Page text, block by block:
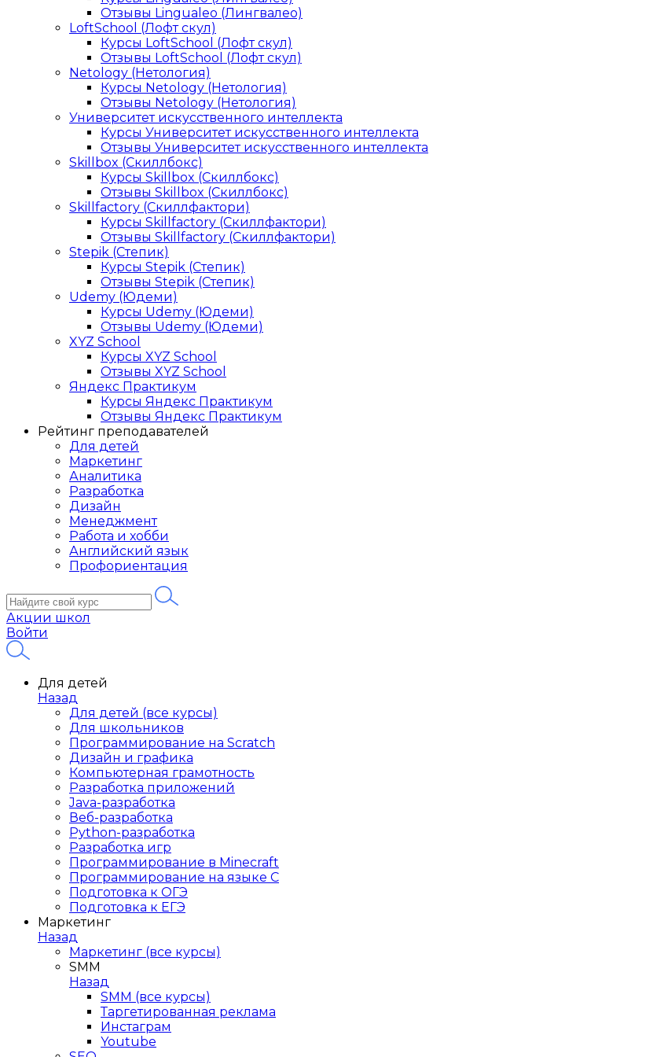
Отзывы Lingualeo (Лингвалео)
LoftSchool (Лофт скул)
Курсы LoftSchool (Лофт скул)
Отзывы LoftSchool (Лофт скул)
Netology (Нетология)
Курсы Netology (Нетология)
Отзывы Netology (Нетология)
Университет искусственного интеллекта
Курсы Университет искусственного интеллекта
Отзывы Университет искусственного интеллекта
Skillbox (Скиллбокс)
Курсы Skillbox (Скиллбокс)
Отзывы Skillbox (Скиллбокс)
Skillfactory (Скиллфактори)
Курсы Skillfactory (Скиллфактори)
Отзывы Skillfactory (Скиллфактори)
Stepik (Степик)
Курсы Stepik (Степик)
Отзывы Stepik (Степик)
Udemy (Юдеми)
Курсы Udemy (Юдеми)
Отзывы Udemy (Юдеми)
XYZ School
Курсы XYZ School
Отзывы XYZ School
Яндекс Практикум
Курсы Яндекс Практикум
Отзывы Яндекс Практикум
Рейтинг преподавателей
Для детей
Маркетинг
Аналитика
Разработка
Дизайн
Менеджмент
Работа и хобби
Английский язык
Профориентация
Акции школ
Войти
Для детей
Назад
Для детей (все курсы)
Для школьников
Программирование на Scratch
Дизайн и графика
Компьютерная грамотность
Разработка приложений
Java-разработка
Веб-разработка
Python-разработка
Разработка игр
Программирование в Minecraft
Программирование на языке C
Подготовка к ОГЭ
Подготовка к ЕГЭ
Маркетинг
Назад
Маркетинг (все курсы)
SMM
Назад
SMM (все курсы)
Таргетированная реклама
Инстаграм
Youtube